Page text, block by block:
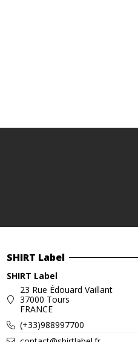
SHIRT Label
SHIRT Label
23 Rue Édouard Vaillant
37000 Tours
FRANCE
(+33)988997700